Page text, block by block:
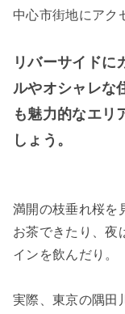
中心市街地にアク
リバーサイドに
ルやオシャレな
も魅力的なエリ
しょう。
満開の枝垂れ桜を
お茶できたり、夜
インを飲んだり。
実際、東京の隅田